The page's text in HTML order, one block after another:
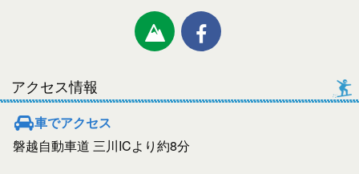
アクセス情報
車でアクセス
磐越自動車道 三川ICより約8分